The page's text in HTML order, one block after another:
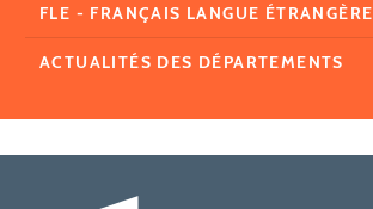
FLE - FRANÇAIS LANGUE ÉTRANGÈRE
ACTUALITÉS DES DÉPARTEMENTS